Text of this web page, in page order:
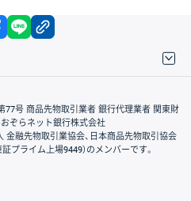
X facebook
77号 商品先物取引業者 銀行代理業者 関東財
おぞらネット銀行株式会社
金融先物取引業協会、日本商品先物取引協会
プライム上場9449）のメンバーです。